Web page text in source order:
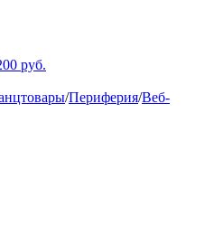
руб.
/Периферия/Веб-